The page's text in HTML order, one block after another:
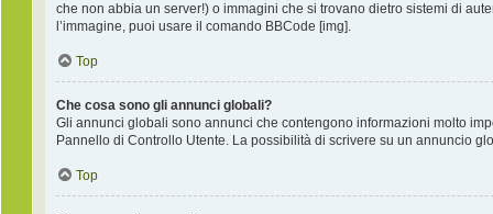
che non abbia un server!) o immagini che si trovano dietro sistemi di
l’immagine, puoi usare il comando BBCode [img].
Top
Che cosa sono gli annunci globali?
Gli annunci globali sono annunci che contengono informazioni molto
Pannello di Controllo Utente. La possibilità di scrivere su un annuncio
Top